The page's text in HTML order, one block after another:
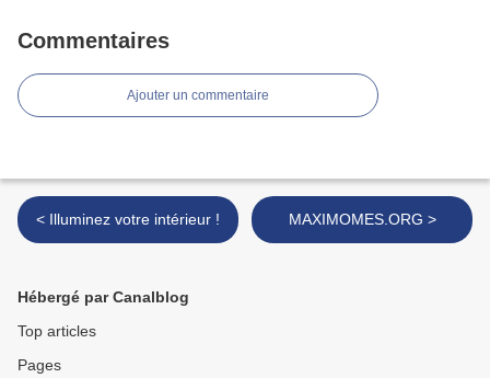
Commentaires
Ajouter un commentaire
< Illuminez votre intérieur ! MAXIMOMES.ORG >
Hébergé par Canalblog
Top articles
Pages